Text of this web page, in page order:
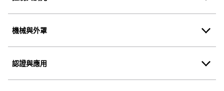
機械與外罩
認證與應用